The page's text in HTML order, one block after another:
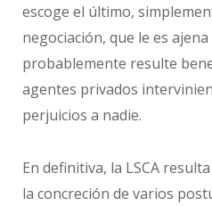
escoge el último,
negociación, que le es
probablemente resulte
agentes privados
perjuicios a nadie.
En definitiva, la LSCA
la concreción de varios